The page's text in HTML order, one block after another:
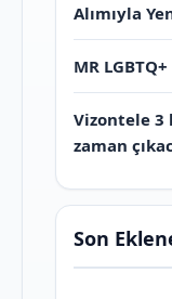
Alımıyla
MR
Vizontele 3
zaman
Son